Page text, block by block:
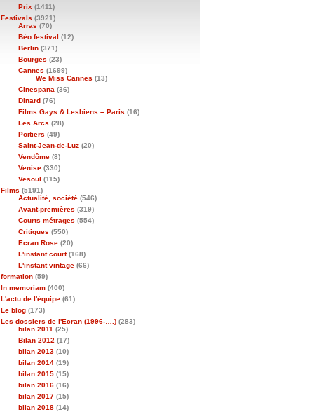
Prix (1411)
Festivals (3921)
Arras (70)
Béo festival (12)
Berlin (371)
Bourges (23)
Cannes (1699)
We Miss Cannes (13)
Cinespana (36)
Dinard (76)
Films Gays & Lesbiens – Paris (16)
Les Arcs (28)
Poitiers (49)
Saint-Jean-de-Luz (20)
Vendôme (8)
Venise (330)
Vesoul (115)
Films (5191)
Actualité, société (546)
Avant-premières (319)
Courts métrages (554)
Critiques (550)
Ecran Rose (20)
L'instant court(168)
L'instant vintage (66)
formation (59)
In memoriam (400)
L'actu de l'équipe (61)
Le blog (173)
Les dossiers de l'Ecran (1996-….) (283)
bilan 2011 (25)
Bilan 2012 (17)
bilan 2013 (10)
bilan 2014 (19)
bilan 2015 (15)
bilan 2016 (16)
bilan 2017 (15)
bilan 2018 (14)